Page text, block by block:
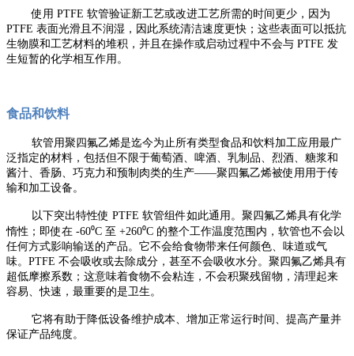
使用 PTFE 软管验证新工艺或改进工艺所需的时间更少，因为
PTFE 表面光滑且不润湿，因此系统清洁速度更快；这些表面可以抵抗
生物膜和工艺材料的堆积，并且在操作或启动过程中不会与 PTFE 发
生短暂的化学相互作用。
食品和饮料
软管用聚四氟乙烯是迄今为止所有类型食品和饮料加工应用最广
泛指定的材料，包括但不限于葡萄酒、啤酒、乳制品、烈酒、糖浆和
酱汁、香肠、巧克力和预制肉类的生产——聚四氟乙烯被使用用于传
输和加工设备。
以下突出特性使 PTFE 软管组件如此通用。聚四氟乙烯具有化学
惰性；即使在 -60⁰C 至 +260⁰C 的整个工作温度范围内，软管也不会以
任何方式影响输送的产品。它不会给食物带来任何颜色、味道或气
味。PTFE 不会吸收或去除成分，甚至不会吸收水分。聚四氟乙烯具有
超低摩擦系数；这意味着食物不会粘连，不会积聚残留物，清理起来
容易、快速，最重要的是卫生。
它将有助于降低设备维护成本、增加正常运行时间、提高产量并
保证产品纯度。